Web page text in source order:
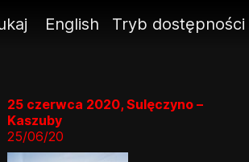
English Tryb dostępności
25 czerwca 2020, Sulęczyno –
Kaszuby
25/06/20